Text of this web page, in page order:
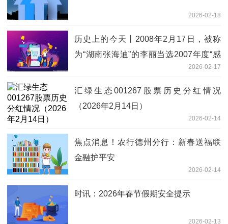
2026-02-18
历史上的今天丨2008年2月17日，被称
为“湖南张海迪”的李丽当选2007年度“感
2026-02-17
汇绿生态001267股票历史分红情况
（2026年2月14日）
2026-02-14
焦点消息！农行德州分行：新春送福联
金融护平安
2026-02-14
时讯：2026年春节假期安全提示
2026-02-13